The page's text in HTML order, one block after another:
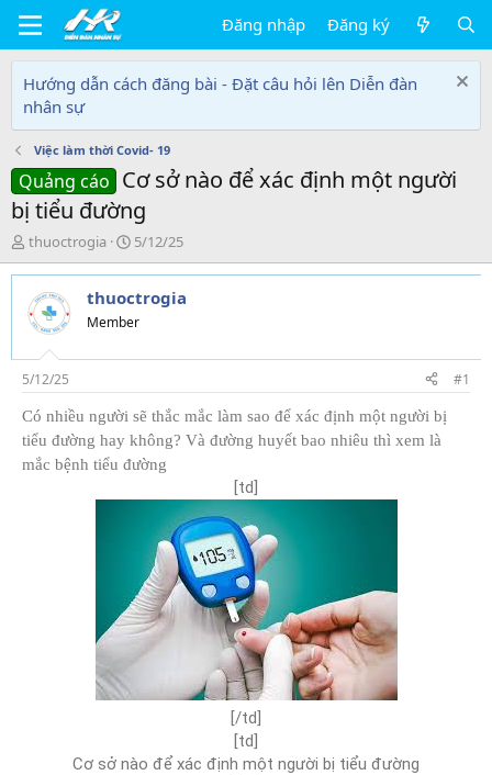
Đăng nhập Đăng ký
Hướng dẫn cách đăng bài - Đặt câu hỏi lên Diễn đàn
nhân sự
Việc làm thời Covid- 19
Quảng cáo Cơ sở nào để xác định một người
bị tiểu đường
T
h
r
e
a
s
t
a
r
t
e
thuoctrogia
N
g
à
y
g
i
5/12/25
thuoctrogia
Member
5/12/25 #1
Có nhiều người sẽ thắc mắc làm sao để xác định một người bị
tiểu đường hay không? Và đường huyết bao nhiêu thì xem là
mắc bệnh tiểu đường
[td]
[/td]​
[td]
Cơ sở nào để xác định một người bị tiểu đường​